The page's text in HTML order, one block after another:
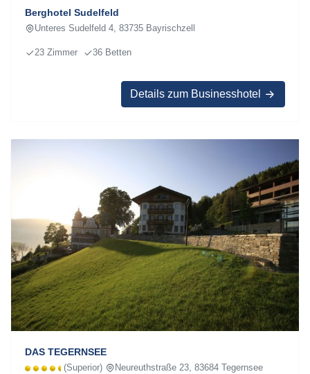
Berghotel Sudelfeld
Unteres Sudelfeld 4, 83735 Bayrischzell
23 Zimmer 36 Betten
Details zum Businesshotel
DAS TEGERNSEE
(Superior) Neureuthstraße 23, 83684 Tegernsee